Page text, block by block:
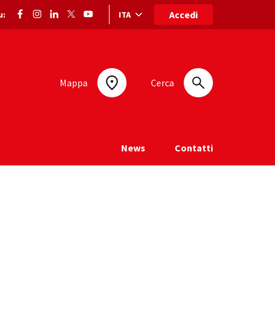
Selezione lingua: lingua selezionata
ITA Accedi
Mappa Cerca
News Contatti